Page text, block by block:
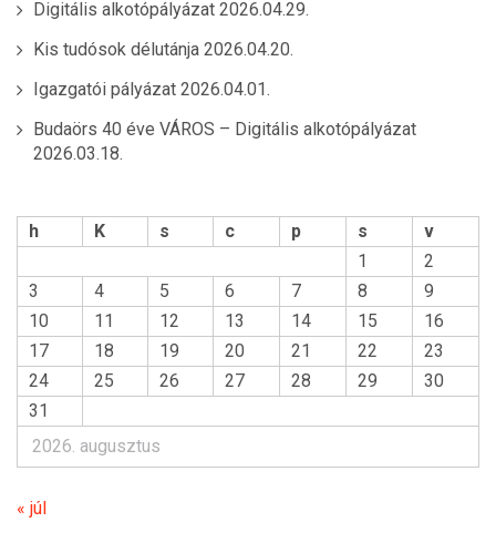
Digitális alkotópályázat 2026.04.29.
Kis tudósok délutánja 2026.04.20.
Igazgatói pályázat 2026.04.01.
Budaörs 40 éve VÁROS – Digitális alkotópályázat
2026.03.18.
2026. augusztus
h K s c p s
v
1
2
3
4 5 6 7 8
9
10
11 12 13 14 15
16
17
18 19 20 21 22
23
24
25 26 27 28 29
30
31
« júl